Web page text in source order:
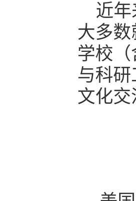
近
大多
学校
与科
文化